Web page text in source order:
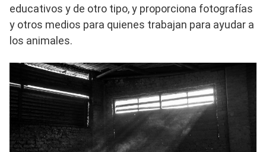
educativos y de otro tipo, y proporciona fotografías
y otros medios para quienes trabajan para ayudar a
los animales.